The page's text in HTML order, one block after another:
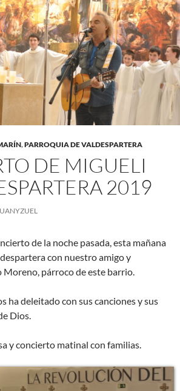
,PARROQUIA DE VALDESPARTERA
DE MIGUELI
2019
de la noche pasada, esta mañana
con nuestro amigo y
párroco de este barrio.
ha deleitado con sus canciones y sus
Dios.
y concierto matinal con familias.